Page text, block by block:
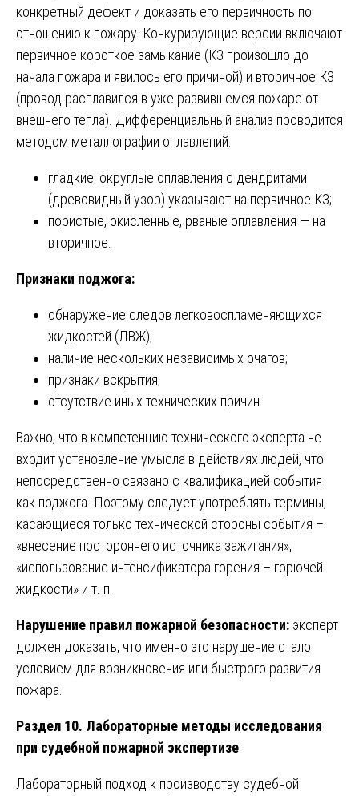
конкретный дефект и доказать его первичность по
отношению к пожару. Конкурирующие версии включают
первичное короткое замыкание (КЗ произошло до
начала пожара и явилось его причиной) и вторичное КЗ
(провод расплавился в уже развившемся пожаре от
внешнего тепла). Дифференциальный анализ проводится
методом металлографии оплавлений:
гладкие, округлые оплавления с дендритами
(древовидный узор) указывают на первичное КЗ;
пористые, окисленные, рваные оплавления — на
вторичное.
Признаки поджога:
обнаружение следов легковоспламеняющихся
жидкостей (ЛВЖ);
наличие нескольких независимых очагов;
признаки вскрытия;
отсутствие иных технических причин.
Важно, что в компетенцию технического эксперта не
входит установление умысла в действиях людей, что
непосредственно связано с квалификацией события
как поджога. Поэтому следует употреблять термины,
касающиеся только технической стороны события –
«внесение постороннего источника зажигания»,
«использование интенсификатора горения – горючей
жидкости» и т. п.
Нарушение правил пожарной безопасности: эксперт
должен доказать, что именно это нарушение стало
условием для возникновения или быстрого развития
пожара.
Раздел 10. Лабораторные методы исследования
при судебной пожарной экспертизе
Лабораторный подход к производству судебной